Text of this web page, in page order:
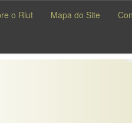
o Riut Mapa do Site